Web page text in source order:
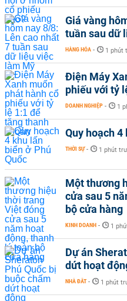
Giá vàng
tuần sau dữ
HÀNG HÓA - 1 phút
Điện Máy
phiếu với tỷ
DOANH NGHIỆP - 1
Quy hoạch 4
THỜI SỰ - 1 phút
Một thương
cửa sau 5
bộ cửa hàng
KINH DOANH - 1
Dự án
dứt hoạt
NHÀ ĐẤT - 1 phút